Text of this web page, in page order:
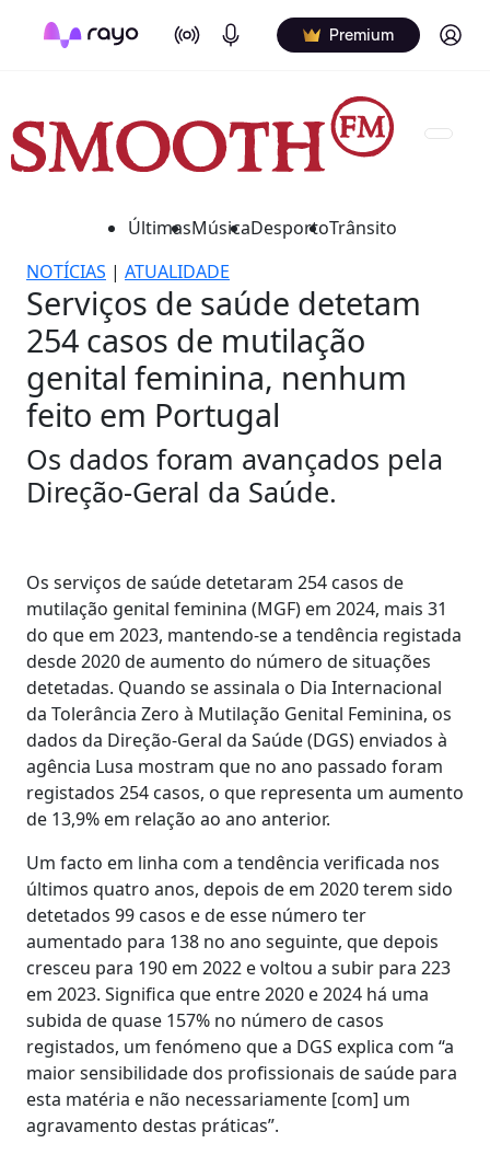
On Air Podcasts Premium Log in
ÚltimasMúsicaDesportoTrânsito
NOTÍCIAS | ATUALIDADE
Serviços de saúde detetam
254 casos de mutilação
genital feminina, nenhum
feito em Portugal
Os dados foram avançados pela
Direção-Geral da Saúde.
Os serviços de saúde detetaram 254 casos de
mutilação genital feminina (MGF) em 2024, mais 31
do que em 2023, mantendo-se a tendência registada
desde 2020 de aumento do número de situações
detetadas. Quando se assinala o Dia Internacional
da Tolerância Zero à Mutilação Genital Feminina, os
dados da Direção-Geral da Saúde (DGS) enviados à
agência Lusa mostram que no ano passado foram
registados 254 casos, o que representa um aumento
de 13,9% em relação ao ano anterior.
Um facto em linha com a tendência verificada nos
últimos quatro anos, depois de em 2020 terem sido
detetados 99 casos e de esse número ter
aumentado para 138 no ano seguinte, que depois
cresceu para 190 em 2022 e voltou a subir para 223
em 2023. Significa que entre 2020 e 2024 há uma
subida de quase 157% no número de casos
registados, um fenómeno que a DGS explica com “a
maior sensibilidade dos profissionais de saúde para
esta matéria e não necessariamente [com] um
agravamento destas práticas”.